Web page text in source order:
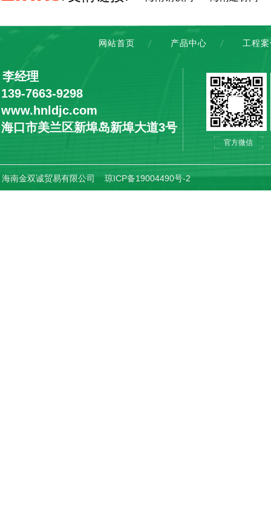
网站首页 产品中心 工程
经理
7663-9298
口市美兰区新埠岛新埠大道3号
官方微信
南金双诚贸易有限公司 琼ICP备19004490号-2